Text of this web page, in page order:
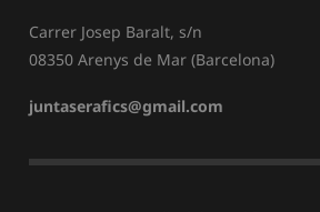
Carrer Josep Baralt, s/n
08350 Arenys de Mar (Barcelona)
juntaserafics@gmail.com